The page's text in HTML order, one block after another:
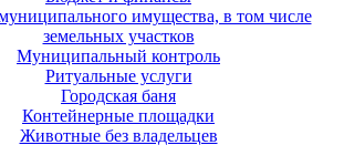
имущества, в том числе
земельных участков
Муниципальный контроль
Ритуальные услуги
Городская баня
Контейнерные площадки
Животные без владельцев